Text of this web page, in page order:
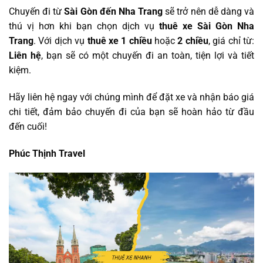
Chuyến đi từSài Gòn đến Nha Trang sẽ trở nên dễ dàng và
thú vị hơn khi bạn chọn dịch vụ thuê xe Sài Gòn Nha
Trang. Với dịch vụ thuê xe 1 chiềuhoặc2 chiều, giá chỉ từ:
Liên hệ, bạn sẽ có một chuyến đi an toàn, tiện lợi và tiết
kiệm.
Hãy liên hệ ngay với chúng mình để đặt xe và nhận báo giá
chi tiết, đảm bảo chuyến đi của bạn sẽ hoàn hảo từ đầu
đến cuối!
Phúc Thịnh Travel